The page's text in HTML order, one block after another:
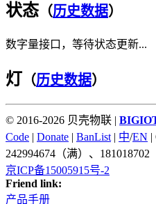
状态（历史数据）
数字量接口，等待状态更新...
灯 （历史数据）
© 2016-2026 贝壳物联 |
Code | Donate | BanList | 中/EN |
242994674（满）、181018702
京ICP备15005915号-2
Friend link:
产品手册